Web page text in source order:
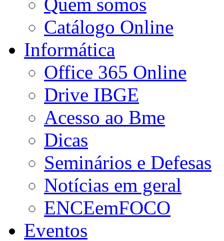
Catálogo Online
Informática
Office 365 Online
Drive IBGE
Acesso ao Bme
Dicas
Seminários e Defesas
Notícias em geral
ENCEemFOCO
Eventos